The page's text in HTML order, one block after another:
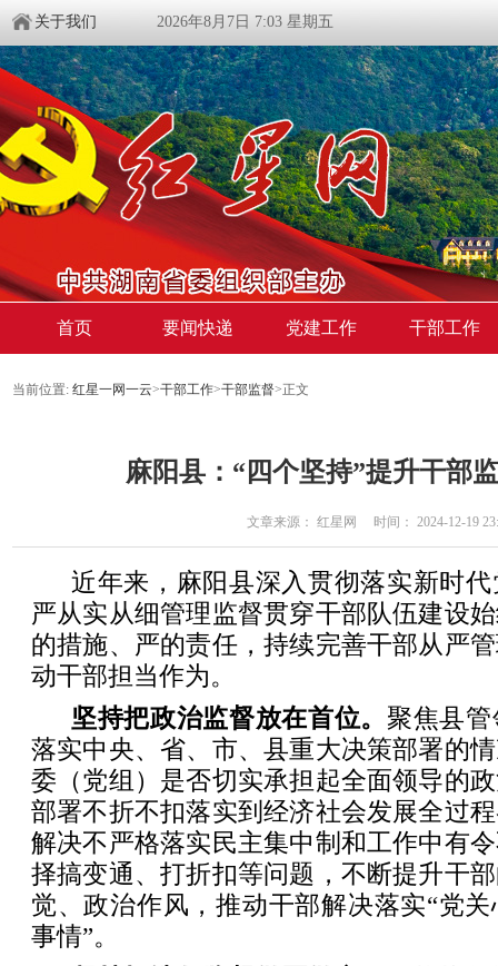
关于我们 2026年8月7日 7:03 星期五
首页 要闻快递 党建工作 干部工作
当前位置: 红星一网一云>干部工作>干部监督>正文
麻阳县：“四个坚持”提升干部
文章来源： 红星网 时间： 2024-12-19
近年来，麻阳县深入贯彻落实新时
严从实从细管理监督贯穿干部队伍建设
的措施、严的责任，持续完善干部从严
动干部担当作为。
坚持把政治监督放在首位。 聚焦县
落实中央、省、市、县重大决策部署的
委（党组）是否切实承担起全面领导的
部署不折不扣落实到经济社会发展全过
解决不严格落实民主集中制和工作中有
择搞变通、打折扣等问题，不断提升干
觉、政治作风，推动干部解决落实“党
事情”。